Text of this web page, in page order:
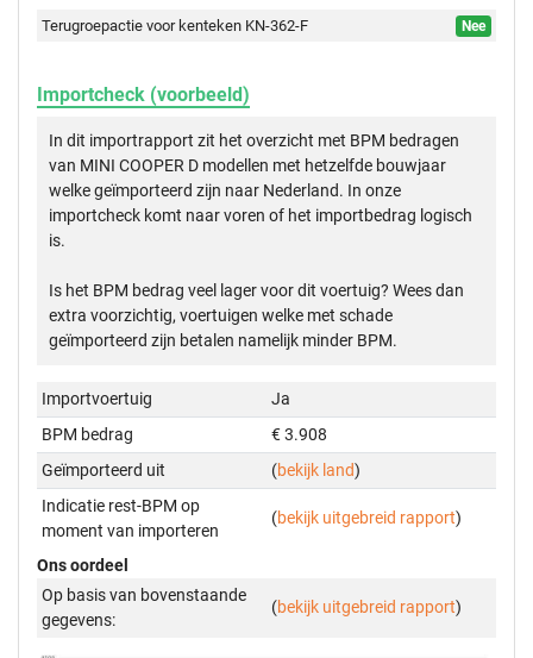
Terugroepactie voor kenteken KN-362-F
Nee
Importcheck (voorbeeld)
In dit importrapport zit het overzicht met BPM bedragen
van MINI COOPER D modellen met hetzelfde bouwjaar
welke geïmporteerd zijn naar Nederland. In onze
importcheck komt naar voren of het importbedrag logisch
is.
Is het BPM bedrag veel lager voor dit voertuig? Wees dan
extra voorzichtig, voertuigen welke met schade
geïmporteerd zijn betalen namelijk minder BPM.
Importvoertuig
Ja
BPM bedrag
€ 3.908
Geïmporteerd uit
(bekijk land)
Indicatie rest-BPM op
moment van importeren
(bekijk uitgebreid rapport)
Ons oordeel
Op basis van bovenstaande
gegevens:
(bekijk uitgebreid rapport)